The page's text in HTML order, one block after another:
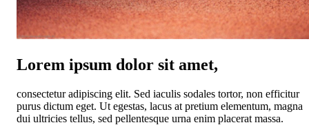
Lorem ipsum dolor sit amet,
consectetur adipiscing elit. Sed iaculis sodales tortor, non efficitur
purus dictum eget. Ut egestas, lacus at pretium elementum, magna
dui ultricies tellus, sed pellentesque urna enim placerat massa.